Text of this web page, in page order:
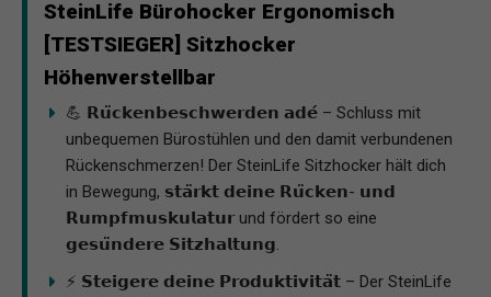
SteinLife Bürohocker Ergonomisch
[TESTSIEGER] Sitzhocker
Höhenverstellbar
💪 𝗥𝘂̈𝗰𝗸𝗲𝗻𝗯𝗲𝘀𝗰𝗵𝘄𝗲𝗿𝗱𝗲𝗻 𝗮𝗱𝗲́ – Schluss mit
unbequemen Bürostühlen und den damit verbundenen
Rückenschmerzen! Der SteinLife Sitzhocker hält dich
in Bewegung, 𝘀𝘁𝗮̈𝗿𝗸𝘁 𝗱𝗲𝗶𝗻𝗲 𝗥𝘂̈𝗰𝗸𝗲𝗻- 𝘂𝗻𝗱
𝗥𝘂𝗺𝗽𝗳𝗺𝘂𝘀𝗸𝘂𝗹𝗮𝘁𝘂𝗿 und fördert so eine
𝗴𝗲𝘀𝘂̈𝗻𝗱𝗲𝗿𝗲 𝗦𝗶𝘁𝘇𝗵𝗮𝗹𝘁𝘂𝗻𝗴.
⚡ 𝗦𝘁𝗲𝗶𝗴𝗲𝗿𝗲 𝗱𝗲𝗶𝗻𝗲 𝗣𝗿𝗼𝗱𝘂𝗸𝘁𝗶𝘃𝗶𝘁𝗮̈𝘁 – Der SteinLife